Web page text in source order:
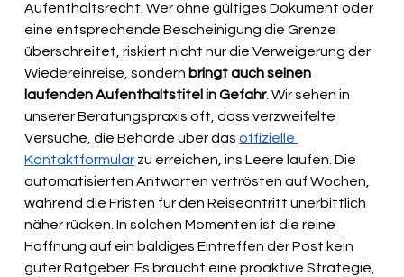
Aufenthaltsrecht. Wer ohne gültiges Dokument oder
eine entsprechende Bescheinigung die Grenze
überschreitet, riskiert nicht nur die Verweigerung der
Wiedereinreise, sondern bringt auch seinen
laufenden Aufenthaltstitel in Gefahr. Wir sehen in
unserer Beratungspraxis oft, dass verzweifelte
Versuche, die Behörde über das offizielle
Kontaktformular zu erreichen, ins Leere laufen. Die
automatisierten Antworten vertrösten auf Wochen,
während die Fristen für den Reiseantritt unerbittlich
näher rücken. In solchen Momenten ist die reine
Hoffnung auf ein baldiges Eintreffen der Post kein
guter Ratgeber. Es braucht eine proaktive Strategie,